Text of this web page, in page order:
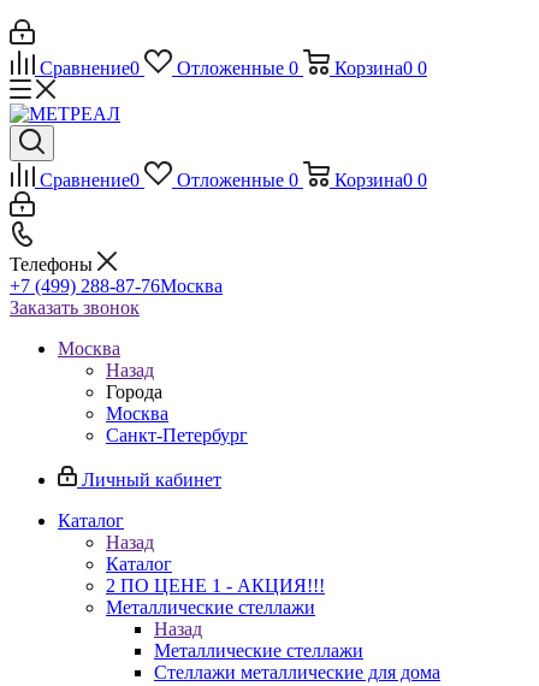
Сравнение0 Отложенные 0 Корзина0 0
Сравнение0 Отложенные 0 Корзина0 0
Телефоны
+7 (499) 288-87-76Москва
Заказать звонок
Москва
Назад
Города
Москва
Санкт-Петербург
Личный кабинет
Каталог
Назад
Каталог
2 ПО ЦЕНЕ 1 - АКЦИЯ!!!
Металлические стеллажи
Назад
Металлические стеллажи
Стеллажи металлические для дома